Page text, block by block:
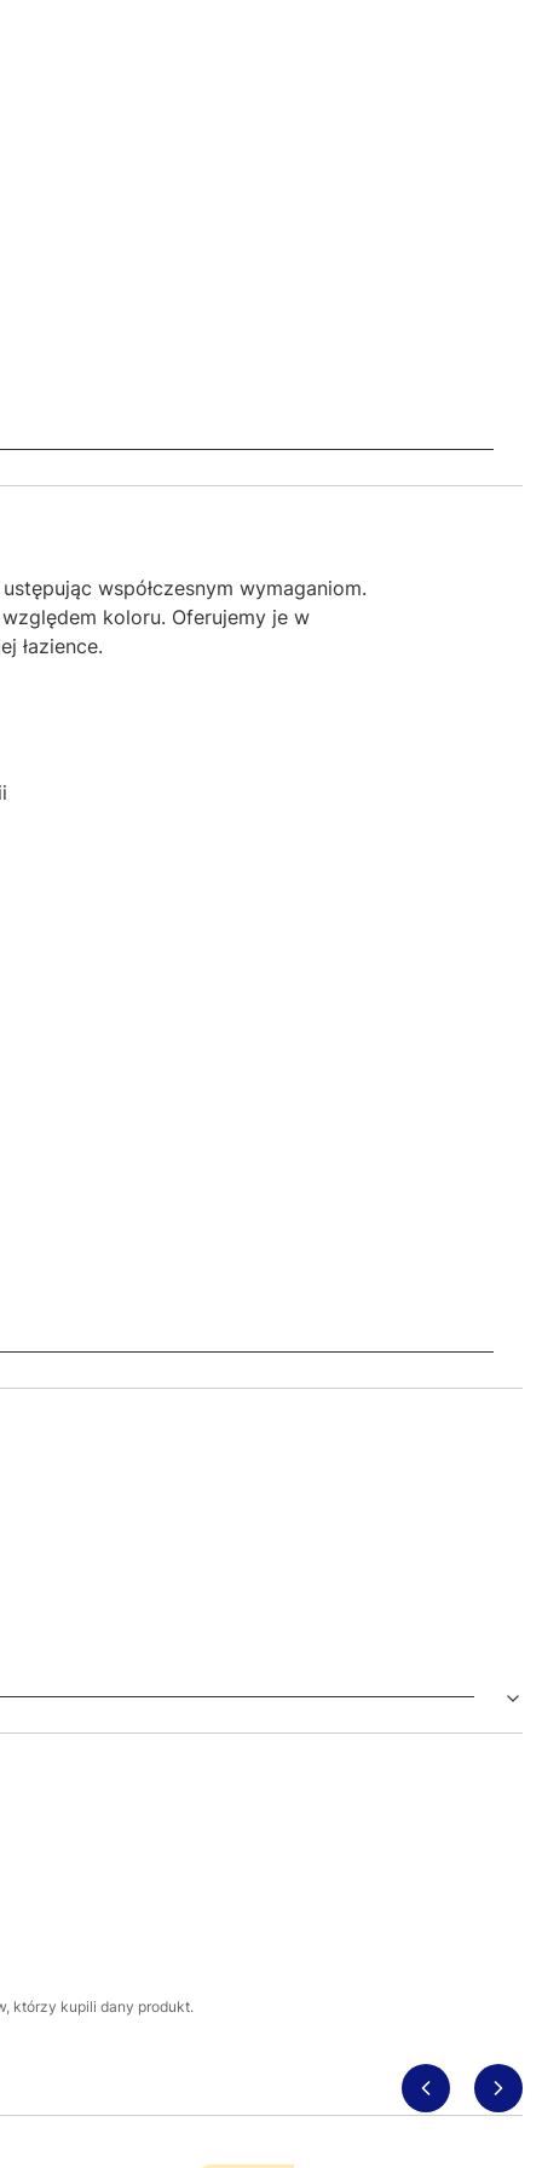
współczesnym wymaganiom.
koloru. Oferujemy je w
łazience.
którzy kupili dany produkt.